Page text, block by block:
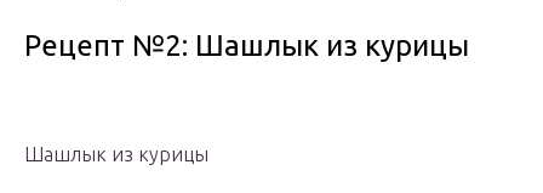
Рецепт №2: Шашлык из курицы
Шашлык из курицы